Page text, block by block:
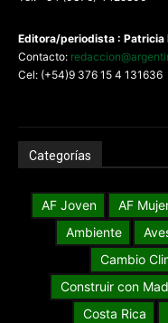
Editora/periodista : Patricia
Contacto:
Cel: (+54)9 376 15 4 131636
Categorías
AF Joven AF
Ambiente
Cambio
Construir con
Costa Rica